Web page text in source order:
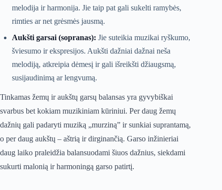
melodija ir harmonija. Jie taip pat gali sukelti ramybės,
rimties ar net grėsmės jausmą.
Aukšti garsai (sopranas): Jie suteikia muzikai ryškumo,
šviesumo ir ekspresijos. Aukšti dažniai dažnai neša
melodiją, atkreipia dėmesį ir gali išreikšti džiaugsmą,
susijaudinimą ar lengvumą.
Tinkamas žemų ir aukštų garsų balansas yra gyvybiškai
svarbus bet kokiam muzikiniam kūriniui. Per daug žemų
dažnių gali padaryti muziką „murziną” ir sunkiai suprantamą,
o per daug aukštų – aštrią ir dirginančią. Garso inžinieriai
daug laiko praleidžia balansuodami šiuos dažnius, siekdami
sukurti malonią ir harmoningą garso patirtį.